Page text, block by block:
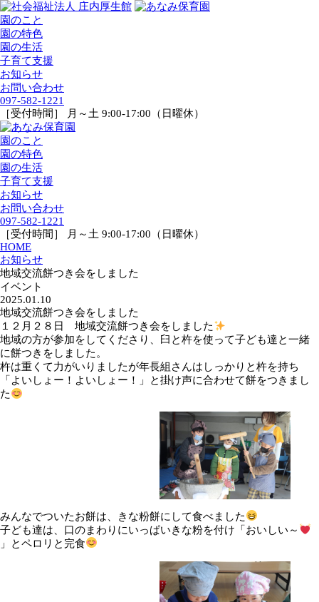
園のこと
園の特色
園の生活
子育て支援
お知らせ
お問い合わせ
097-582-1221
［受付時間］ 月～土 9:00-17:00（日曜休）
園のこと
園の特色
園の生活
子育て支援
お知らせ
お問い合わせ
097-582-1221
［受付時間］ 月～土 9:00-17:00（日曜休）
HOME
お知らせ
地域交流餅つき会をしました
イベント
2025.01.10
地域交流餅つき会をしました
１２月２８日 地域交流餅つき会をしました
地域の方が参加をしてくださり、臼と杵を使って子ども達と一緒
に餅つきをしました。
杵は重くて力がいりましたが年長組さんはしっかりと杵を持ち
「よいしょー！よいしょー！」と掛け声に合わせて餅をつきまし
た
みんなでついたお餅は、きな粉餅にして食べました
子ども達は、口のまわりにいっぱいきな粉を付け「おいしい～
」とペロリと完食